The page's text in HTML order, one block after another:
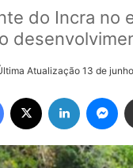
do Incra no
Atualização 13 de